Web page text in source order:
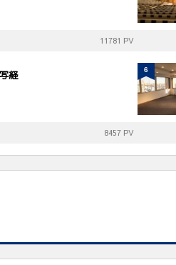
11781 PV
経
8457 PV
6